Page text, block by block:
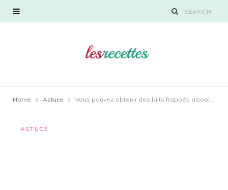
Home Astuce Vous pouvez obtenir des laits frappés alcoolisés dans ce restaurant de Montréal
ASTUCE